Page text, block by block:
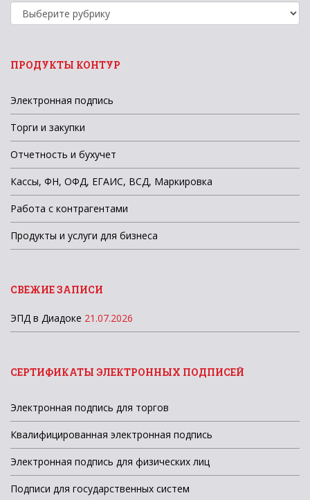
Рубрики
новостей
ПРОДУКТЫ КОНТУР
Электронная подпись
Торги и закупки
Отчетность и бухучет
Кассы, ФН, ОФД, ЕГАИС, ВСД, Маркировка
Работа с контрагентами
Продукты и услуги для бизнеса
СВЕЖИЕ ЗАПИСИ
ЭПД в Диадоке 21.07.2026
СЕРТИФИКАТЫ ЭЛЕКТРОННЫХ ПОДПИСЕЙ
Электронная подпись для торгов
Квалифицированная электронная подпись
Электронная подпись для физических лиц
Подписи для государственных систем